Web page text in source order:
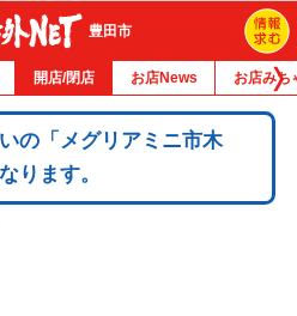
豊田市
開店/閉店 お店News お店みち
の「メグリアミニ市木
ります。